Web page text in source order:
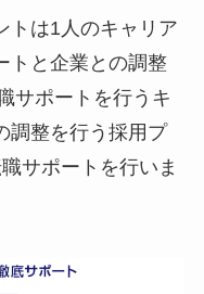
トは1人のキャリア
トと企業との調整
サポートを行うキ
調整を行う採用プ
サポートを行いま